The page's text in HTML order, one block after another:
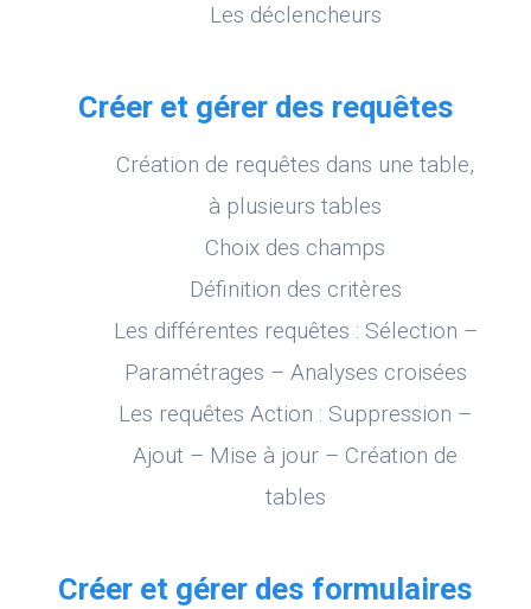
Les déclencheurs
Créer et gérer des requêtes
Création de requêtes dans une table,
à plusieurs tables
Choix des champs
Définition des critères
Les différentes requêtes : Sélection –
Paramétrages – Analyses croisées
Les requêtes Action : Suppression –
Ajout – Mise à jour – Création de
tables
Créer et gérer des formulaires